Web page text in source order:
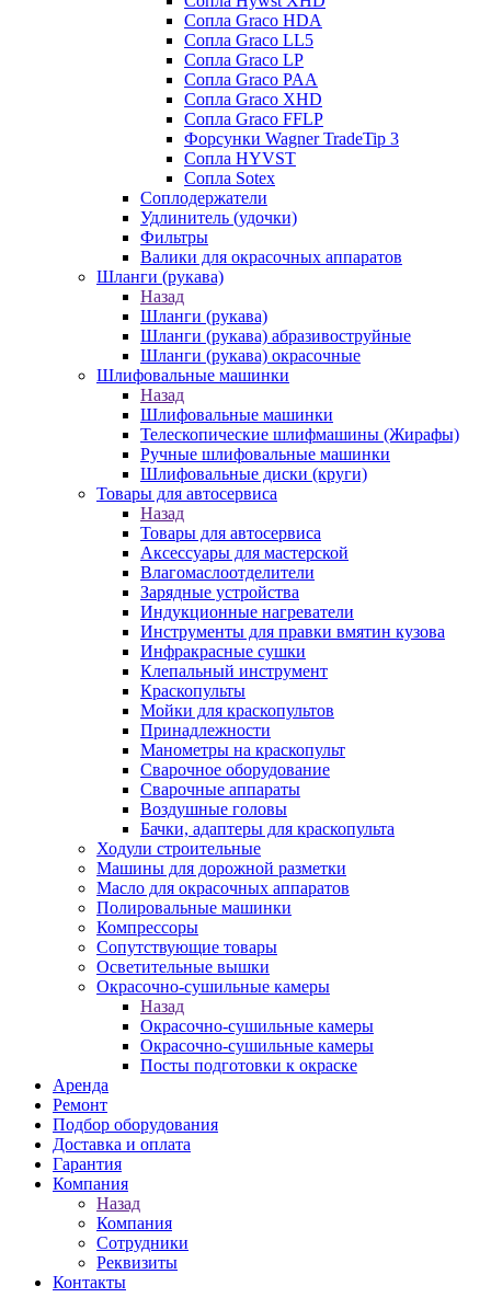
Сопла Graco HDA
Сопла Graco LL5
Сопла Graco LP
Сопла Graco PAA
Сопла Graco XHD
Сопла Graco FFLP
Форсунки Wagner TradeTip 3
Сопла HYVST
Сопла Sotex
Соплодержатели
Удлинитель (удочки)
Фильтры
Валики для окрасочных аппаратов
Шланги (рукава)
Назад
Шланги (рукава)
Шланги (рукава) абразивоструйные
Шланги (рукава) окрасочные
Шлифовальные машинки
Назад
Шлифовальные машинки
Телескопические шлифмашины (Жирафы)
Ручные шлифовальные машинки
Шлифовальные диски (круги)
Товары для автосервиса
Назад
Товары для автосервиса
Аксессуары для мастерской
Влагомаслоотделители
Зарядные устройства
Индукционные нагреватели
Инструменты для правки вмятин кузова
Инфракрасные сушки
Клепальный инструмент
Краскопульты
Мойки для краскопультов
Принадлежности
Манометры на краскопульт
Сварочное оборудование
Сварочные аппараты
Воздушные головы
Бачки, адаптеры для краскопульта
Ходули строительные
Машины для дорожной разметки
Масло для окрасочных аппаратов
Полировальные машинки
Компрессоры
Сопутствующие товары
Осветительные вышки
Окрасочно-сушильные камеры
Назад
Окрасочно-сушильные камеры
Окрасочно-сушильные камеры
Посты подготовки к окраске
Аренда
Ремонт
Подбор оборудования
Доставка и оплата
Гарантия
Компания
Назад
Компания
Сотрудники
Реквизиты
Контакты